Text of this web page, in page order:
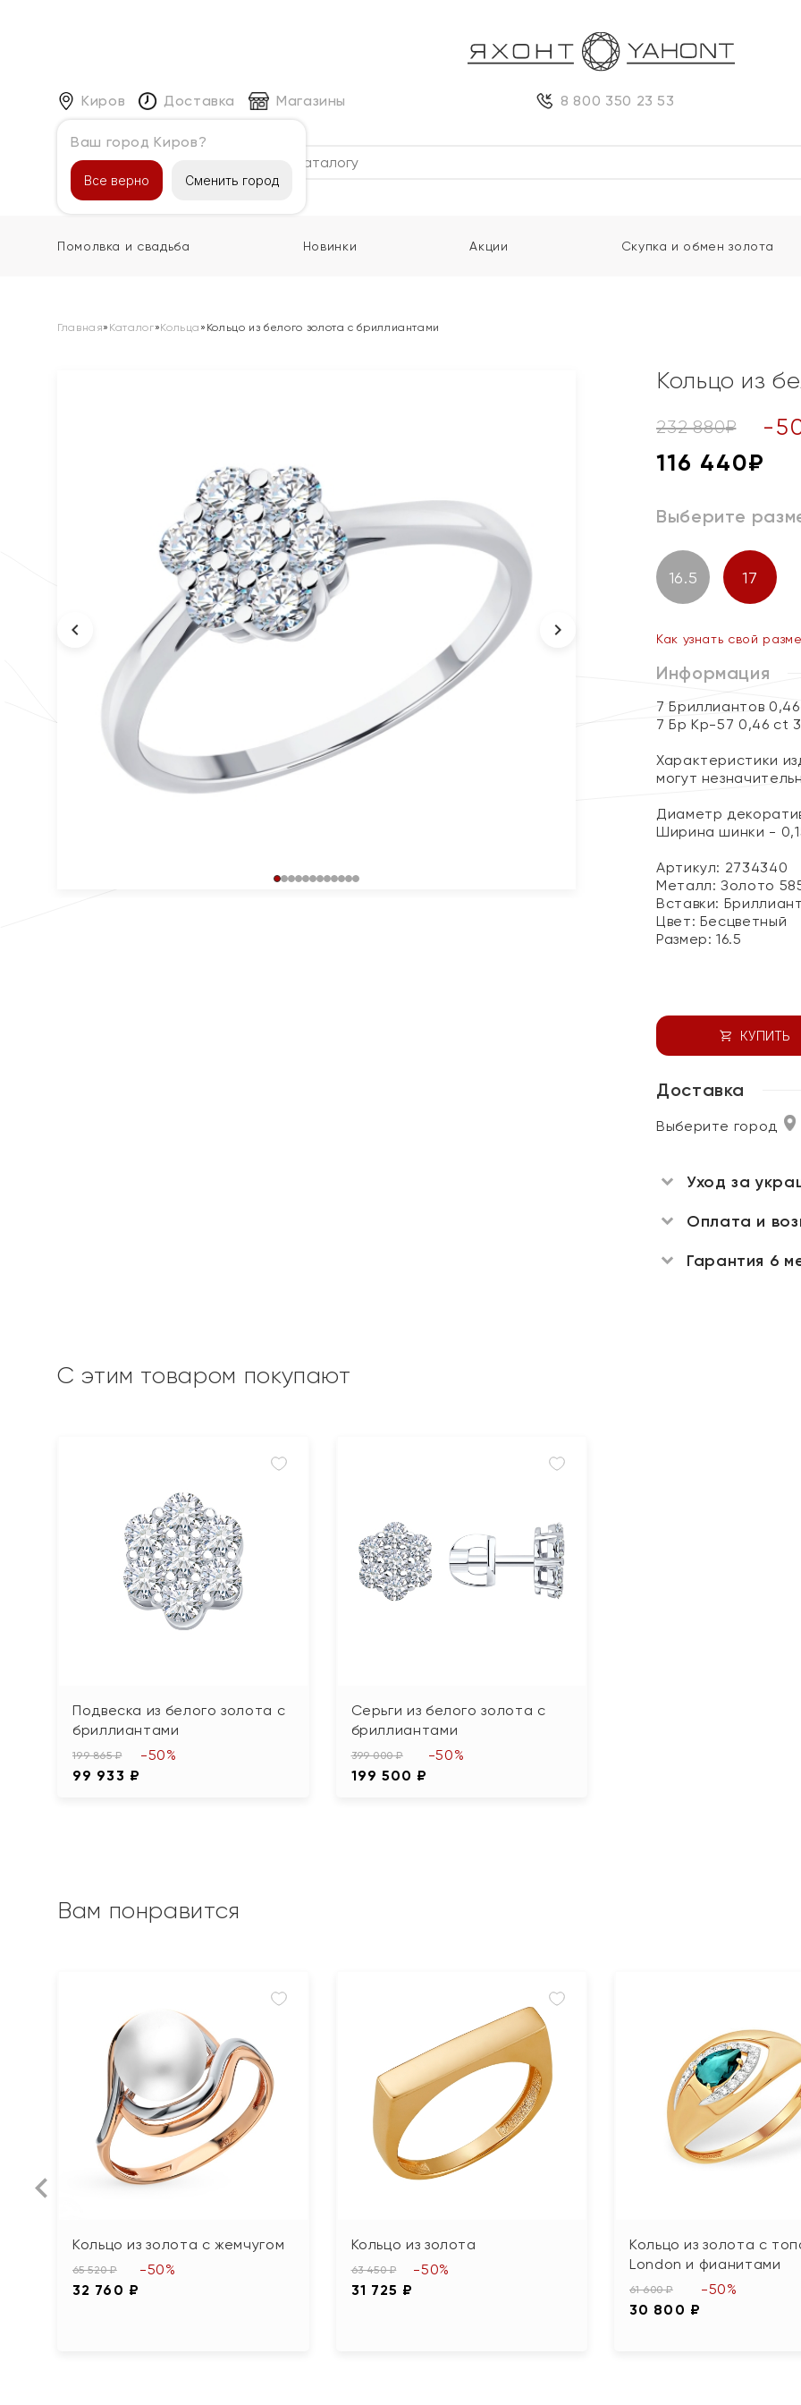
Киров
Ваш город Киров?
Все верно Сменить город
Доставка Магазины 8 800 350 23 53
Каталог
Помолвка и свадьба Новинки Акции Скупка и обмен золота
Главная» Каталог»Кольца » Кольцо из белого золота с бриллиантами
Кольцо из
232 880₽ -
116 440₽
Выберите
16.5 17
Как узнать свой
Информация
7 Бриллиантов
7 Бр Кр-57 0,46 ct
Характеристики
могут
Диаметр
Ширина шинки -
Артикул: 2734340
Металл:Золото
Вставки: Бриллиант
Цвет: Бесцветный
Размер:16.5
КУПИТЬ
Доставка
Выберите город
Уход за
Оплата и
Гарантия 6
С этим товаром покупают
Подвеска из белого золота с
бриллиантами
199 865 ₽
99 933 ₽
-50%
Серьги из белого золота с
бриллиантами
399 000 ₽
199 500 ₽
-50%
Вам понравится
Кольцо из золота с жемчугом
65 520 ₽
32 760 ₽
-50%
Кольцо из золота
63 450 ₽
31 725 ₽
-50%
Кольцо из золота с
London и фианитами
61 600 ₽
30 800 ₽
-50%